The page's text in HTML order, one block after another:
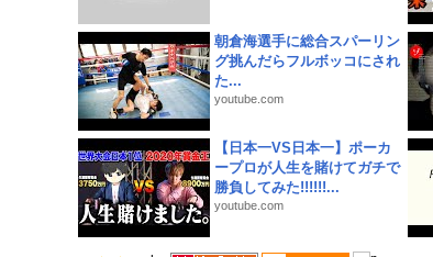
朝倉海選手に総合スパーリン
グ挑んだらフルボッコにされ
た...
youtube.com
【日本一VS日本一】ポーカ
ープロが人生を賭けてガチで
勝負してみた!!!!!!...
youtube.com